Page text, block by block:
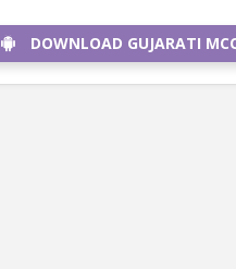
DOWNLOAD GUJARATI